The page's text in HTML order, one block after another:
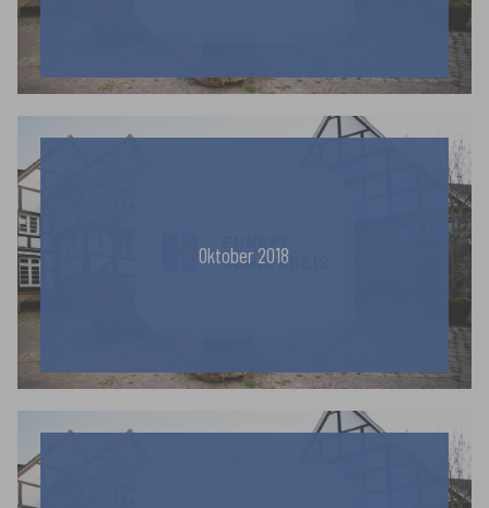
Oktober 2018